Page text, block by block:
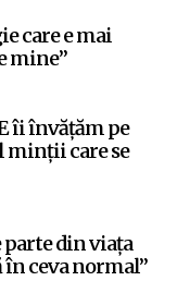
care e mai
mine”
îi învățăm pe
minții care se
parte din viața
ceva normal”